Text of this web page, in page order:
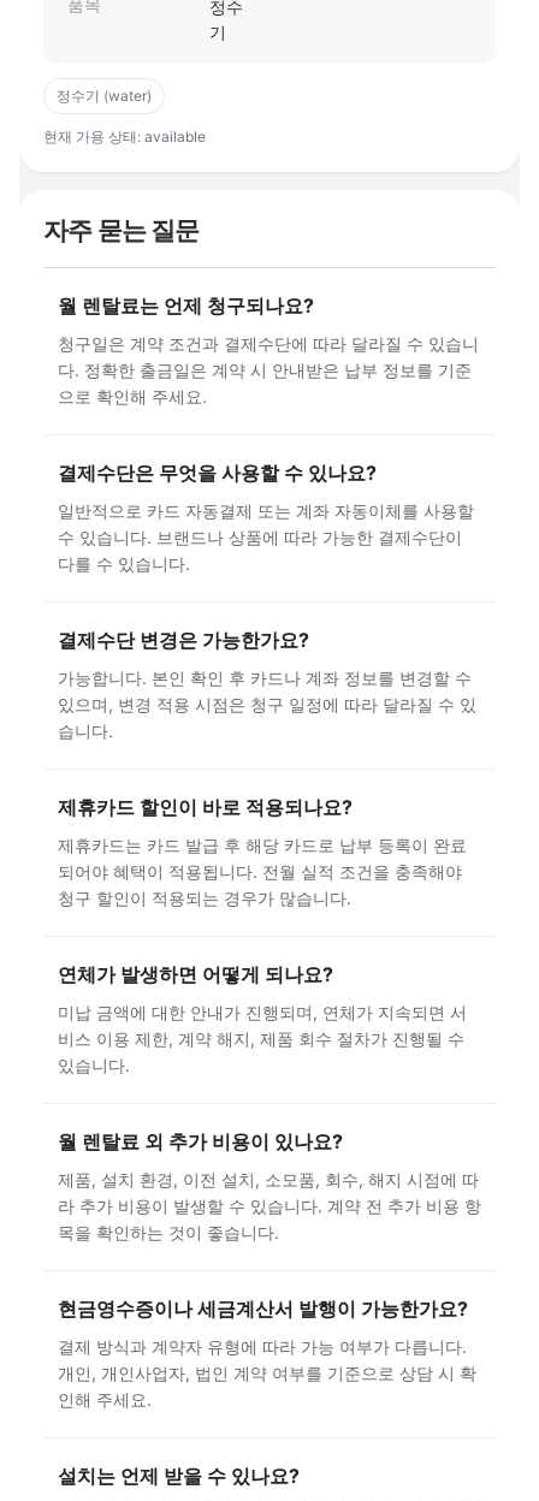
정수
기
정수기 (water)
현재 가용 상태: available
자주 묻는 질문
월 렌탈료는 언제 청구되나요?
청구일은 계약 조건과 결제수단에 따라 달라질 수 있습니
다. 정확한 출금일은 계약 시 안내받은 납부 정보를 기준
으로 확인해 주세요.
결제수단은 무엇을 사용할 수 있나요?
일반적으로 카드 자동결제 또는 계좌 자동이체를 사용할
수 있습니다. 브랜드나 상품에 따라 가능한 결제수단이
다를 수 있습니다.
결제수단 변경은 가능한가요?
가능합니다. 본인 확인 후 카드나 계좌 정보를 변경할 수
있으며, 변경 적용 시점은 청구 일정에 따라 달라질 수 있
습니다.
제휴카드 할인이 바로 적용되나요?
제휴카드는 카드 발급 후 해당 카드로 납부 등록이 완료
되어야 혜택이 적용됩니다. 전월 실적 조건을 충족해야
청구 할인이 적용되는 경우가 많습니다.
연체가 발생하면 어떻게 되나요?
미납 금액에 대한 안내가 진행되며, 연체가 지속되면 서
비스 이용 제한, 계약 해지, 제품 회수 절차가 진행될 수
있습니다.
월 렌탈료 외 추가 비용이 있나요?
제품, 설치 환경, 이전 설치, 소모품, 회수, 해지 시점에 따
라 추가 비용이 발생할 수 있습니다. 계약 전 추가 비용 항
목을 확인하는 것이 좋습니다.
현금영수증이나 세금계산서 발행이 가능한가요?
결제 방식과 계약자 유형에 따라 가능 여부가 다릅니다.
개인, 개인사업자, 법인 계약 여부를 기준으로 상담 시 확
인해 주세요.
설치는 언제 받을 수 있나요?